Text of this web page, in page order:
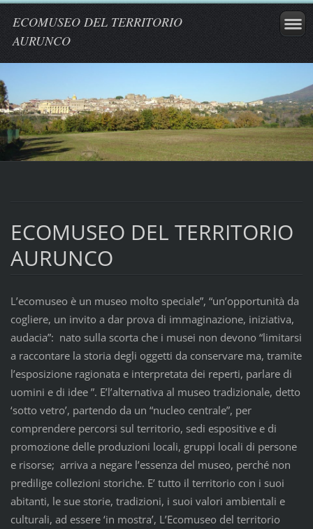
ECOMUSEO DEL TERRITORIO
AURUNCO
ECOMUSEO DEL TERRITORIO
AURUNCO
L’ecomuseo è un museo molto speciale”, “un’opportunità da
cogliere, un invito a dar prova di immaginazione, iniziativa,
audacia”: nato sulla scorta che i musei non devono “limitarsi
a raccontare la storia degli oggetti da conservare ma, tramite
l’esposizione ragionata e interpretata dei reperti, parlare di
uomini e di idee ”. E’l’alternativa al museo tradizionale, detto
‘sotto vetro’, partendo da un “nucleo centrale”, per
comprendere percorsi sul territorio, sedi espositive e di
promozione delle produzioni locali, gruppi locali di persone
e risorse; arriva a negare l’essenza del museo, perché non
predilige collezioni storiche. E’ tutto il territorio con i suoi
abitanti, le sue storie, tradizioni, i suoi valori ambientali e
culturali, ad essere ‘in mostra’, L’Ecomuseo del territorio